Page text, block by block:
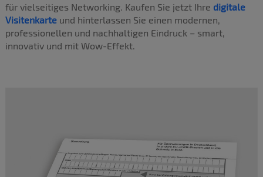
für vielseitiges Networking. Kaufen Sie jetzt Ihre digitale
Visitenkarteund hinterlassen Sie einen modernen,
professionellen und nachhaltigen Eindruck – smart,
innovativ und mit Wow-Effekt.